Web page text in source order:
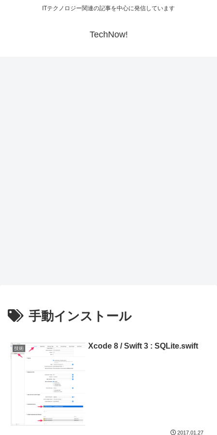
ITテクノロジー関連の記事を中心に発信しています
TechNow!
手動インストール
技術 Xcode 8 / Swift 3 : SQLite.swift
2017.01.27